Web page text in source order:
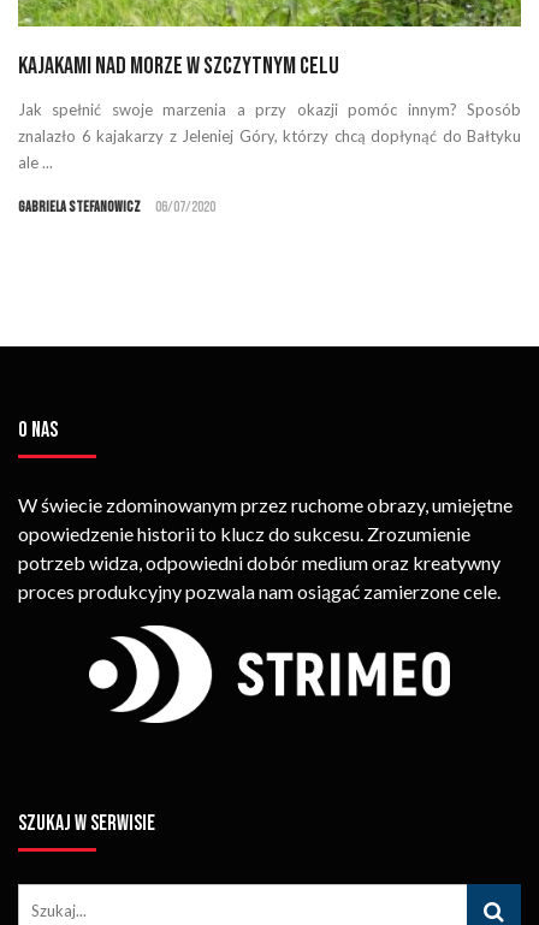
Kajakami nad morze w szczytnym celu
Jak spełnić swoje marzenia a przy okazji pomóc innym? Sposób
znalazło 6 kajakarzy z Jeleniej Góry, którzy chcą dopłynąć do Bałtyku
ale ...
Gabriela Stefanowicz 06/07/2020
O NAS
W świecie zdominowanym przez ruchome obrazy, umiejętne
opowiedzenie historii to klucz do sukcesu. Zrozumienie
potrzeb widza, odpowiedni dobór medium oraz kreatywny
proces produkcyjny pozwala nam osiągać zamierzone cele.
SZUKAJ W SERWISIE